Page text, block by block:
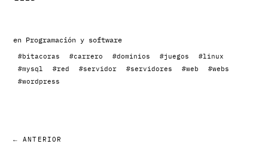
en Programación y software
#bitacoras #carrero #dominios #juegos
#linux
#mysql
#red #servidor #servidores #web
#webs
#wordpress
← ANTERIOR